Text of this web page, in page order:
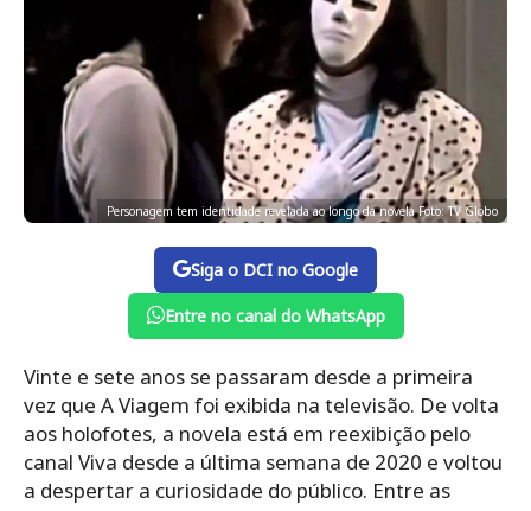
Personagem tem identidade revelada ao longo da novela Foto: TV Globo
Siga o DCI no Google
Entre no canal do WhatsApp
Vinte e sete anos se passaram desde a primeira
vez que A Viagem foi exibida na televisão. De volta
aos holofotes, a novela está em reexibição pelo
canal Viva desde a última semana de 2020 e voltou
a despertar a curiosidade do público. Entre as